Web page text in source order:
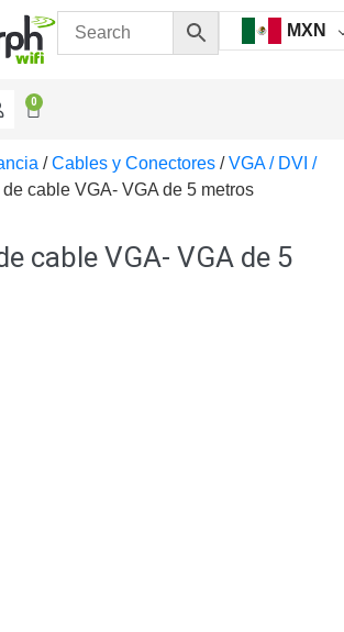
MXN
0
/Cables y Conectores /VGA / DVI /
cable VGA- VGA de 5 metros
cable VGA- VGA de 5